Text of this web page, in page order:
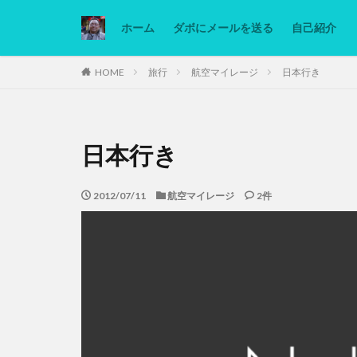
ホーム ダボにメールを送る 自己紹介
HOME 旅行 航空マイレージ 日本行き
日本行き
2012/07/11 航空マイレージ 2件
カテゴリー